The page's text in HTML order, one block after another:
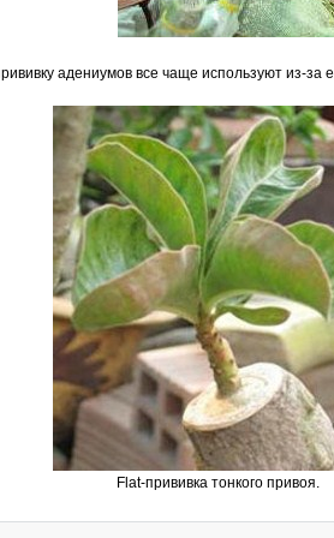
адениумов все чаще используют из-за
Flat-прививка тонкого привоя.